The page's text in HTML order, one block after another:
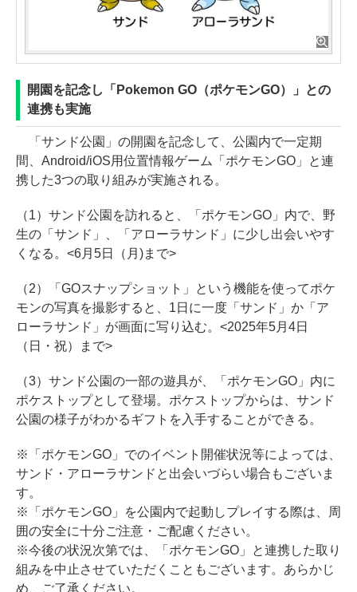
開園を記念し「Pokemon GO（ポケモンGO）」との
連携も実施
「サンド公園」の開園を記念して、公園内で一定期
間、Android/iOS用位置情報ゲーム「ポケモンGO」と連
携した3つの取り組みが実施される。
（1）サンド公園を訪れると、「ポケモンGO」内で、野
生の「サンド」、「アローラサンド」に少し出会いやす
くなる。<6月5日（月)まで>
（2）「GOスナップショット」という機能を使ってポケ
モンの写真を撮影すると、1日に一度「サンド」か「ア
ローラサンド」が画面に写り込む。<2025年5月4日
（日・祝）まで>
（3）サンド公園の一部の遊具が、「ポケモンGO」内に
ポケストップとして登場。ポケストップからは、サンド
公園の様子がわかるギフトを入手することができる。
※「ポケモンGO」でのイベント開催状況等によっては、
サンド・アローラサンドと出会いづらい場合もございま
す。
※「ポケモンGO」を公園内で起動しプレイする際は、周
囲の安全に十分ご注意・ご配慮ください。
※今後の状況次第では、「ポケモンGO」と連携した取り
組みを中止させていただくこともございます。あらかじ
め、ご了承ください。